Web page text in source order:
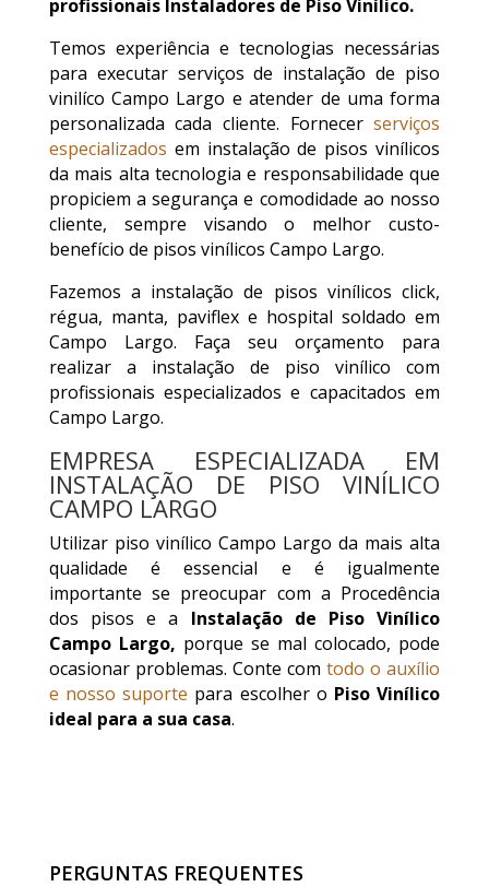
profissionais Instaladores de Piso Vinílico.
Temos experiência e tecnologias necessárias
para executar serviços de instalação de piso
vinilíco Campo Largo e atender de uma forma
personalizada cada cliente. Fornecer serviços
especializados em instalação de pisos vinílicos
da mais alta tecnologia e responsabilidade que
propiciem a segurança e comodidade ao nosso
cliente, sempre visando o melhor custo-
benefício de pisos vinílicos Campo Largo.
Fazemos a instalação de pisos vinílicos click,
régua, manta, paviflex e hospital soldado em
Campo Largo. Faça seu orçamento para
realizar a instalação de piso vinílico com
profissionais especializados e capacitados em
Campo Largo.
EMPRESA ESPECIALIZADA EM
INSTALAÇÃO DE PISO VINÍLICO
CAMPO LARGO
Utilizar piso vinílico Campo Largo da mais alta
qualidade é essencial e é igualmente
importante se preocupar com a Procedência
dos pisos e a Instalação de Piso Vinílico
Campo Largo, porque se mal colocado, pode
ocasionar problemas. Conte comtodo o auxílio
e nosso suporte para escolher o Piso Vinílico
ideal para a sua casa.
PERGUNTAS FREQUENTES